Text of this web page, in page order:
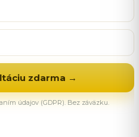
zdarma →
údajov (GDPR). Bez záväzku.